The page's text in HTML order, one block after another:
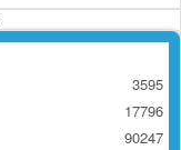
3595
17796
90247